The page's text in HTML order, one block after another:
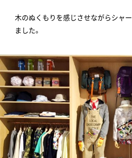
木のぬくもりを感じさせながらシャ
ました。